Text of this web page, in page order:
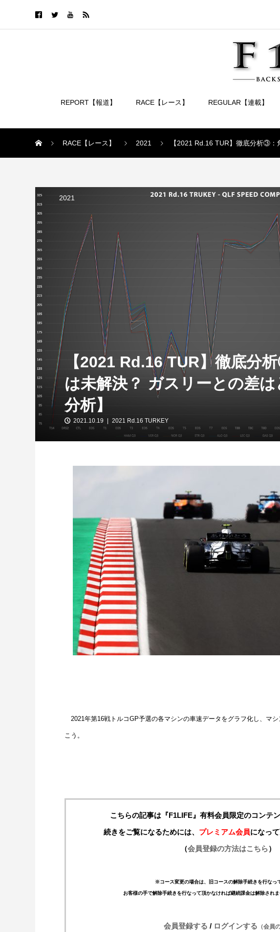
REPORT【報道】 RACE【レース】 REGULAR【連載】
RACE【レース】 2021 【2021 Rd.16 TUR】徹底分析③：
2021
【2021 Rd.16 TUR】徹底分
は未解決？ ガスリーとの差
分析】
2021.10.19 2021 Rd.16 TURKEY
2021年第16戦トルコGP予選の各マシンの車速データをグラフ化し、マ
こう。
こちらの記事は『F1LIFE』有料会員限定のコンテ
続きをご覧になるためには、 プレミアム会員になっ
（会員登録の方法はこちら）
※コース変更の場合は、旧コースの解除手続きを行なっ
お客様の手で解除手続きを行なって頂かなければ継続課金は解除されま
会員登録する / ログインする （会員
【特別企画】2026年ホンダの現在地
①「アストンマーティンとの交渉4...